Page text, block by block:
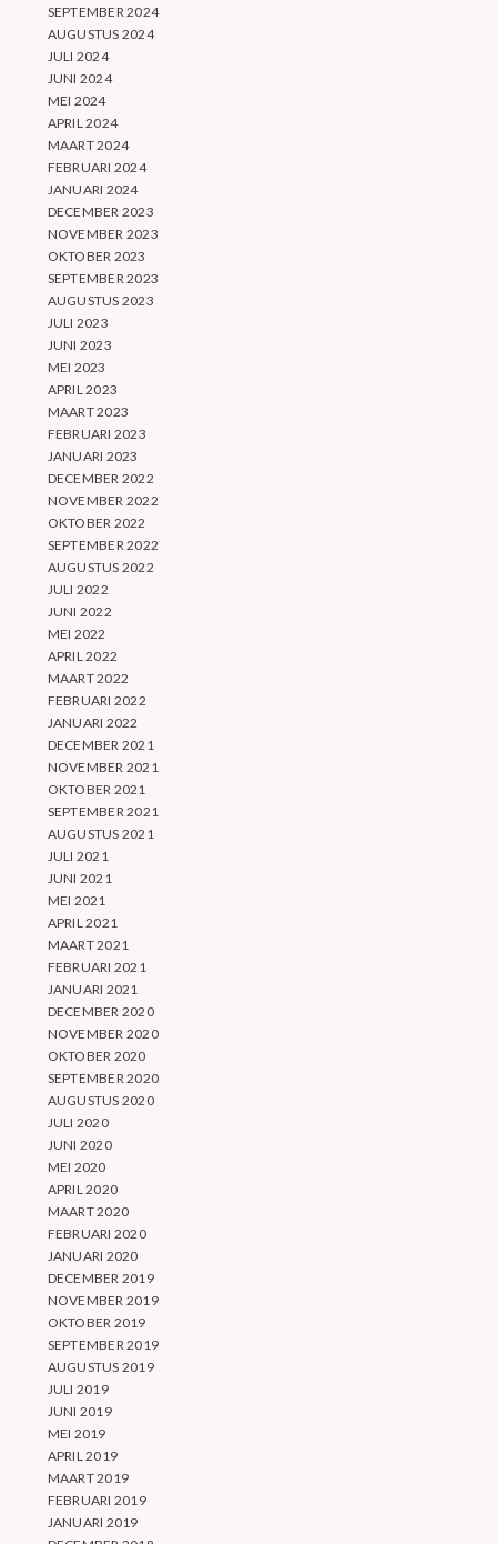
SEPTEMBER 2024
AUGUSTUS 2024
JULI 2024
JUNI 2024
MEI 2024
APRIL 2024
MAART 2024
FEBRUARI 2024
JANUARI 2024
DECEMBER 2023
NOVEMBER 2023
OKTOBER 2023
SEPTEMBER 2023
AUGUSTUS 2023
JULI 2023
JUNI 2023
MEI 2023
APRIL 2023
MAART 2023
FEBRUARI 2023
JANUARI 2023
DECEMBER 2022
NOVEMBER 2022
OKTOBER 2022
SEPTEMBER 2022
AUGUSTUS 2022
JULI 2022
JUNI 2022
MEI 2022
APRIL 2022
MAART 2022
FEBRUARI 2022
JANUARI 2022
DECEMBER 2021
NOVEMBER 2021
OKTOBER 2021
SEPTEMBER 2021
AUGUSTUS 2021
JULI 2021
JUNI 2021
MEI 2021
APRIL 2021
MAART 2021
FEBRUARI 2021
JANUARI 2021
DECEMBER 2020
NOVEMBER 2020
OKTOBER 2020
SEPTEMBER 2020
AUGUSTUS 2020
JULI 2020
JUNI 2020
MEI 2020
APRIL 2020
MAART 2020
FEBRUARI 2020
JANUARI 2020
DECEMBER 2019
NOVEMBER 2019
OKTOBER 2019
SEPTEMBER 2019
AUGUSTUS 2019
JULI 2019
JUNI 2019
MEI 2019
APRIL 2019
MAART 2019
FEBRUARI 2019
JANUARI 2019